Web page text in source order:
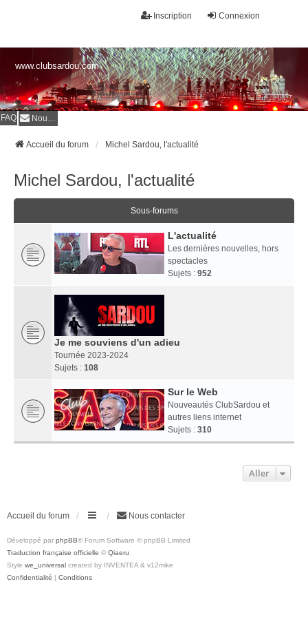
Connexion
Inscription
www.clubsardou.com
FAQ Nous contacter
Accueil du forum Michel Sardou, l'actualité
Michel Sardou, l'actualité
Sous-forums
L'actualité
Les dernières nouvelles, hors
spectacles
Sujets : 952
Je me souviens d'un adieu
Tournée 2023-2024
Sujets : 108
Sur le Web
Nouveautés ClubSardou et
autres liens internet
Sujets : 310
Aller
Accueil du forum Nous contacter
Développé par phpBB® Forum Software © phpBB Limited
Traduction française officielle © Qiaeru
Style we_universal created by INVENTEA & v12mike
Confidentialité | Conditions